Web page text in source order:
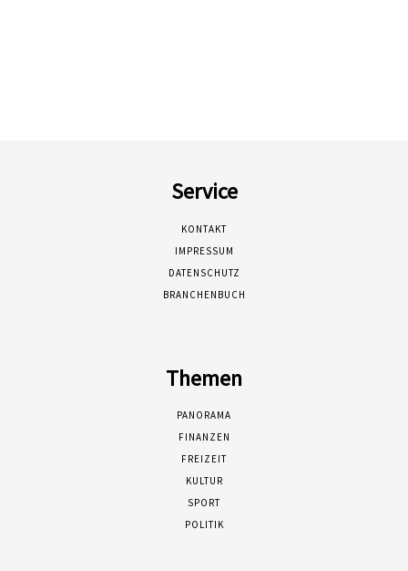
Service
KONTAKT
IMPRESSUM
DATENSCHUTZ
BRANCHENBUCH
Themen
PANORAMA
FINANZEN
FREIZEIT
KULTUR
SPORT
POLITIK